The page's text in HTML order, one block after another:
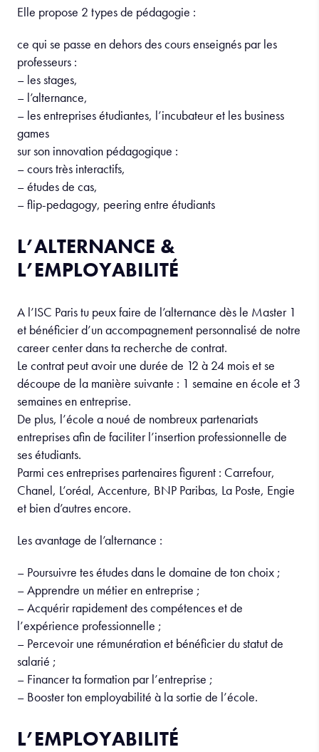
Elle propose 2 types de pédagogie :
ce qui se passe en dehors des cours enseignés par les
professeurs :
– les stages,
– l’alternance,
– les entreprises étudiantes, l’incubateur et les business
games
sur son innovation pédagogique :
– cours très interactifs,
– études de cas,
– flip-pedagogy, peering entre étudiants
L’ALTERNANCE &
L’EMPLOYABILITÉ
A l’ISC Paris tu peux faire de l’alternance dès le Master 1
et bénéficier d’un accompagnement personnalisé de notre
career center dans ta recherche de contrat.
Le contrat peut avoir une durée de 12 à 24 mois et se
découpe de la manière suivante : 1 semaine en école et 3
semaines en entreprise.
De plus, l’école a noué de nombreux partenariats
entreprises afin de faciliter l’insertion professionnelle de
ses étudiants.
Parmi ces entreprises partenaires figurent : Carrefour,
Chanel, L’oréal, Accenture, BNP Paribas, La Poste, Engie
et bien d’autres encore.
Les avantage de l’alternance :
– Poursuivre tes études dans le domaine de ton choix ;
– Apprendre un métier en entreprise ;
– Acquérir rapidement des compétences et de
l’expérience professionnelle ;
– Percevoir une rémunération et bénéficier du statut de
salarié ;
– Financer ta formation par l’entreprise ;
– Booster ton employabilité à la sortie de l’école.
L’EMPLOYABILITÉ